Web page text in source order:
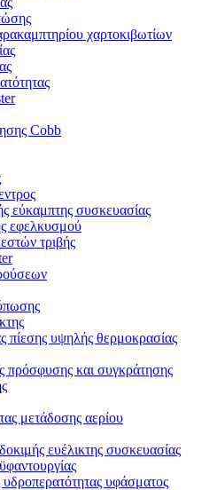
χαρτοκιβωτίων
Cobb
εύκαμπτης συσκευασίας
εφελκυσμού
τριβής
πίεσης υψηλής θερμοκρασίας
πρόσφυσης και συγκράτησης
μετάδοσης αερίου
ευέλικτης συσκευασίας
υφάσματος